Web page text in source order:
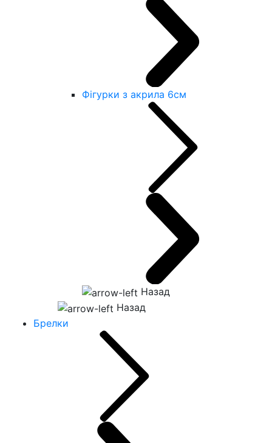
Фігурки з акрила 6см
Назад
Назад
Брелки